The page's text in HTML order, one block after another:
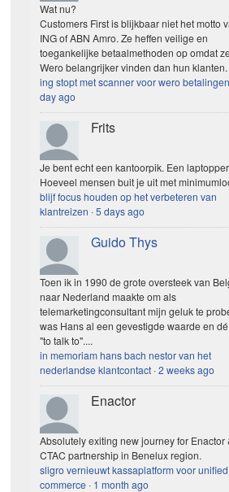
Wat nu?
Customers First is blijkbaar niet het motto
ING of ABN Amro. Ze heffen veilige en
toegankelijke betaalmethoden op omdat
Wero belangrijker vinden dan hun klanten.
ing stopt met scanner voor wero betalingen
day ago
Frits
Je bent echt een kantoorpik. Een
Hoeveel mensen buit je uit met
blijf focus houden op het verbeteren van
klantreizen ·5 days ago
Guido Thys
Toen ik in 1990 de grote oversteek van
naar Nederland maakte om als
telemarketingconsultant mijn geluk te
was Hans al een gevestigde waarde en
"to talk to"....
in memoriam hans bach nestor van het
nederlandse klantcontact ·2 weeks ago
Enactor
Absolutely exiting new journey for Enactor
CTAC partnership in Benelux region.
sligro vernieuwt kassaplatform voor unified
commerce · 1 month ago